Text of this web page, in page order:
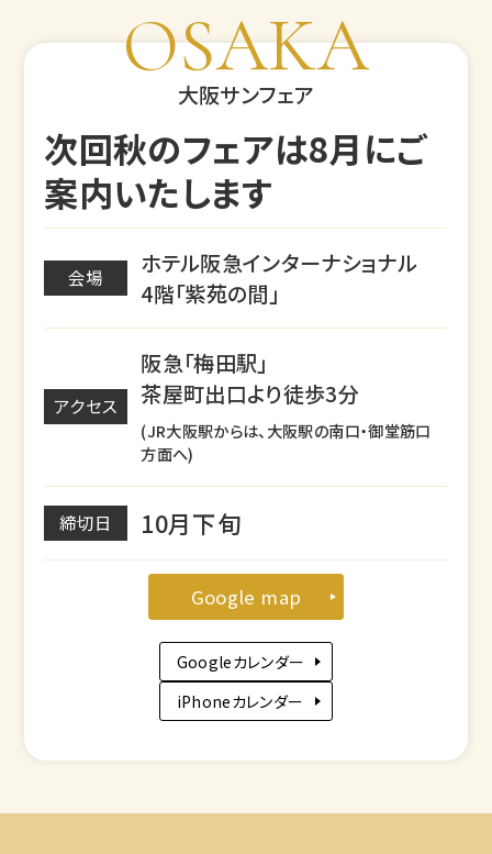
OSAKA
大阪サンフェア
次回秋のフェアは8月にご
案内いたします
会場
ホテル阪急インターナショナル
4階「紫苑の間」
アクセス
阪急「梅田駅」
茶屋町出口より徒歩3分
(JR大阪駅からは、大阪駅の南口・御堂筋口
方面へ)
締切日 10月下旬
Google map
Googleカレンダー
iPhoneカレンダー